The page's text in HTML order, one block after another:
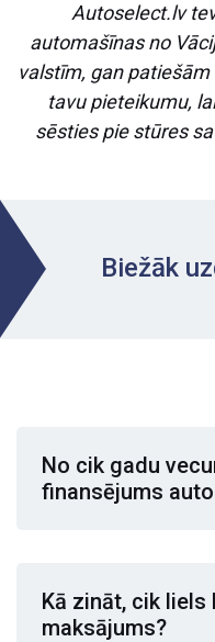
Autoselect.lv
automašīnas no
valstīm, gan
tavu pieteikumu,
sēsties pie stūres
Biežāk
No cik gadu
finansējums
Kā zināt, cik liels
maksājums?